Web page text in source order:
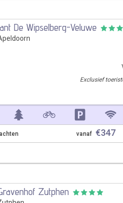
De Wipselberg-Veluwe
Exclusief
vanaf €347
Zutphen